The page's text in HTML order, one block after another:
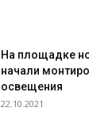
На площадке
начали
освещения
22.10.2021